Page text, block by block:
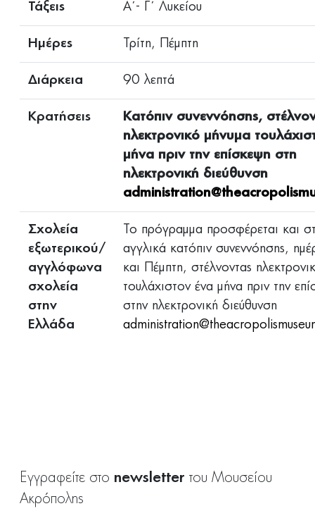
Τάξεις Α΄- Γ΄ Λυκείου
Ημέρες Τρίτη, Πέμπτη
Διάρκεια 90 λεπτά
Κρατήσεις
Κατόπιν συνεννόησης,
ηλεκτρονικό μήνυμα
μήνα πριν την επίσκεψη στη
ηλεκτρονική διεύθυνση
Σχολεία
εξωτερικού/
αγγλόφωνα
σχολεία
στην
Ελλάδα
Το πρόγραμμα προσφέρεται και
αγγλικά κατόπιν συνεννόησης,
και Πέμπτη, στέλνοντας
τουλάχιστον ένα μήνα πριν την
στην ηλεκτρονική διεύθυνση
Εγγραφείτε στο newsletter του Μουσείου
Ακρόπολης